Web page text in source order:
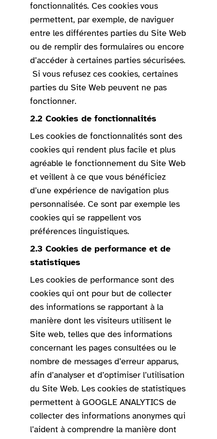
fonctionnalités. Ces cookies vous
permettent, par exemple, de naviguer
entre les différentes parties du Site Web
ou de remplir des formulaires ou encore
d’accéder à certaines parties sécurisées.
Si vous refusez ces cookies, certaines
parties du Site Web peuvent ne pas
fonctionner.
2.2 Cookies de fonctionnalités
Les cookies de fonctionnalités sont des
cookies qui rendent plus facile et plus
agréable le fonctionnement du Site Web
et veillent à ce que vous bénéficiez
d’une expérience de navigation plus
personnalisée. Ce sont par exemple les
cookies qui se rappellent vos
préférences linguistiques.
2.3 Cookies de performance et de
statistiques
Les cookies de performance sont des
cookies qui ont pour but de collecter
des informations se rapportant à la
manière dont les visiteurs utilisent le
Site web, telles que des informations
concernant les pages consultées ou le
nombre de messages d’erreur apparus,
afin d’analyser et d’optimiser l’utilisation
du Site Web. Les cookies de statistiques
permettent à GOOGLE ANALYTICS de
collecter des informations anonymes qui
l’aident à comprendre la manière dont